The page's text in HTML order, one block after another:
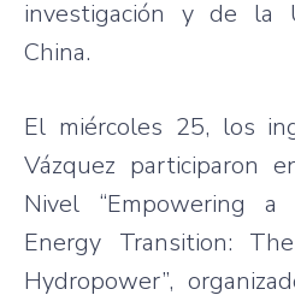
investigación y de la
China.
El miércoles 25, los
Vázquez participaron
Nivel “Empowering
Energy Transition:
Hydropower”,